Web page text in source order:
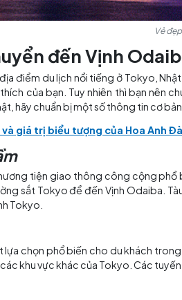
đến Vịnh
địa điểm du lịch nổi tiếng ở
sở thích của bạn. Tuy nhiên
Nhật, hãy chuẩn bị một số